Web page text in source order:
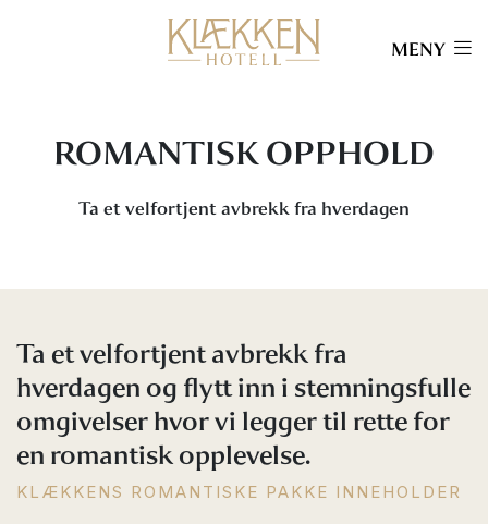
MENY
ROMANTISK OPPHOLD
Ta et velfortjent avbrekk fra hverdagen
Ta et velfortjent avbrekk fra
hverdagen og flytt inn i stemningsfulle
omgivelser hvor vi legger til rette for
en romantisk opplevelse.
KLÆKKENS ROMANTISKE PAKKE INNEHOLDER